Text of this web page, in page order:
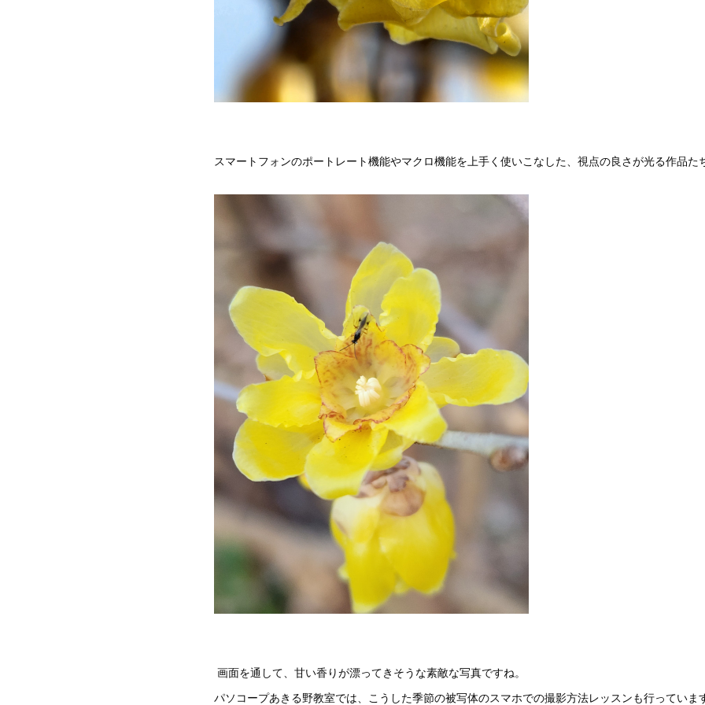
スマートフォンのポートレート機能やマクロ機能を上手く使いこなした、視点の良さが光る作品
画面を通して、甘い香りが漂ってきそうな素敵な写真ですね。
パソコープあきる野教室では、こうした季節の被写体のスマホでの撮影方法レッスンも行っていま